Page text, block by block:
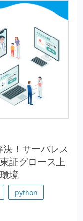
！サーバレス
証グロース上
境
python